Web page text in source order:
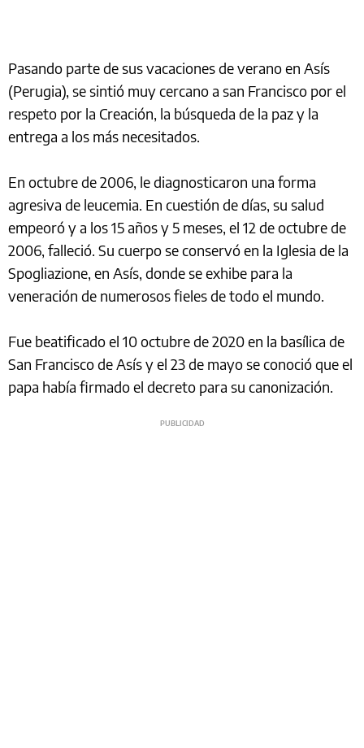
Pasando parte de sus vacaciones de verano en Asís
(Perugia), se sintió muy cercano a san Francisco por el
respeto por la Creación, la búsqueda de la paz y la
entrega a los más necesitados.
En octubre de 2006, le diagnosticaron una forma
agresiva de leucemia. En cuestión de días, su salud
empeoró y a los 15 años y 5 meses, el 12 de octubre de
2006, falleció. Su cuerpo se conservó en la Iglesia de la
Spogliazione, en Asís, donde se exhibe para la
veneración de numerosos fieles de todo el mundo.
Fue beatificado el 10 octubre de 2020 en la basílica de
San Francisco de Asís y el 23 de mayo se conoció que el
papa había firmado el decreto para su canonización.